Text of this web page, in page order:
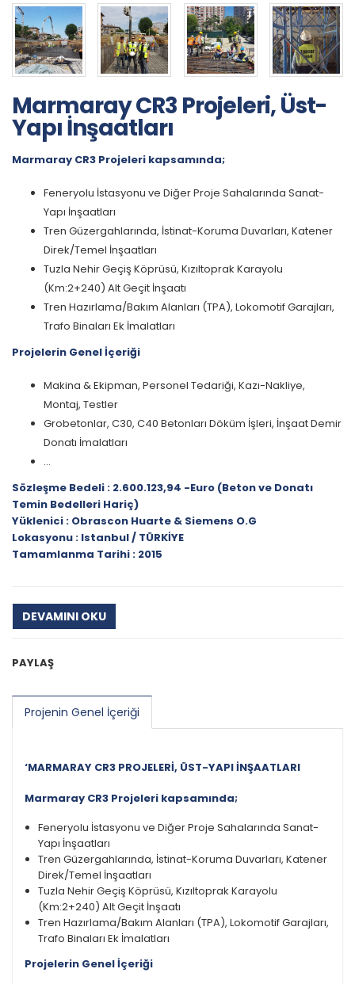
Marmaray CR3 Projeleri, Üst-
Yapı İnşaatları
Marmaray CR3 Projeleri kapsamında;
Feneryolu İstasyonu ve Diğer Proje Sahalarında Sanat-
Yapı İnşaatları
Tren Güzergahlarında, İstinat-Koruma Duvarları, Katener
Direk/Temel İnşaatları
Tuzla Nehir Geçiş Köprüsü, Kızıltoprak Karayolu
(Km:2+240) Alt Geçit İnşaatı
Tren Hazırlama/Bakım Alanları (TPA), Lokomotif Garajları,
Trafo Binaları Ek İmalatları
Projelerin Genel İçeriği
Makina & Ekipman, Personel Tedariği, Kazı-Nakliye,
Montaj, Testler
Grobetonlar, C30, C40 Betonları Döküm İşleri, İnşaat Demir
Donatı İmalatları
...
Sözleşme Bedeli : 2.600.123,94 -Euro (Beton ve Donatı
Temin Bedelleri Hariç)
Yüklenici : Obrascon Huarte & Siemens O.G
Lokasyonu : Istanbul / TÜRKİYE
Tamamlanma Tarihi : 2015
DEVAMINI OKU
PAYLAŞ
Projenin Genel İçeriği
‘MARMARAY CR3 PROJELERİ, ÜST-YAPI İNŞAATLARI
Marmaray CR3 Projeleri kapsamında;
Feneryolu İstasyonu ve Diğer Proje Sahalarında Sanat-
Yapı İnşaatları
Tren Güzergahlarında, İstinat-Koruma Duvarları, Katener
Direk/Temel İnşaatları
Tuzla Nehir Geçiş Köprüsü, Kızıltoprak Karayolu
(Km:2+240) Alt Geçit İnşaatı
Tren Hazırlama/Bakım Alanları (TPA), Lokomotif Garajları,
Trafo Binaları Ek İmalatları
Projelerin Genel İçeriği